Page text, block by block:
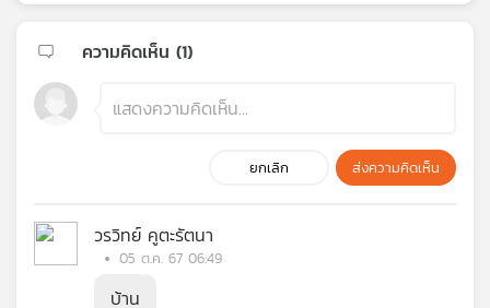
ความคิดเห็น (1)
ยกเลิก ส่งความคิดเห็น
วรวิทย์ คูตะรัตนา
05 ต.ค. 67 06:49
บ้าน